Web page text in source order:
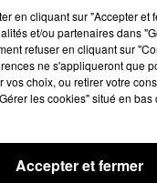
2018 à 8h11 par
ces
par la fatigue, le
l’argent !
single entre amour et...
en cliquant sur "Accepter et
et/ou partenaires dans
refuser en cliquant sur
ne s'appliqueront que
vos choix, ou retirer votre
les cookies" situé en bas
Accepter et fermer